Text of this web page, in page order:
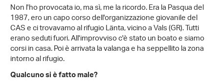
Non l'ho provocata io, ma sì, me la ricordo. Era la Pasqua del
1987, ero un capo corso dell'organizzazione giovanile del
CAS e ci trovavamo al rifugio Länta, vicino a Vals (GR). Tutti
erano seduti fuori. All'improvviso c'è stato un boato e siamo
corsi in casa. Poi è arrivata la valanga e ha seppellito la zona
intorno al rifugio.
Qualcuno si è fatto male?